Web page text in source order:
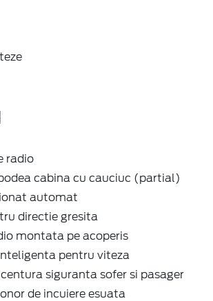
radio
cabina cu cauciuc (partial)
automat
directie gresita
montata pe acoperis
pentru viteza
siguranta sofer si pasager
de incuiere esuata